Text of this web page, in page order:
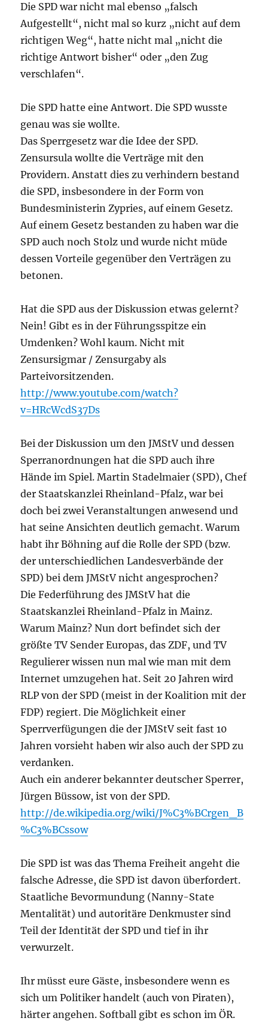
Die SPD war nicht mal ebenso „falsch
Aufgestellt“, nicht mal so kurz „nicht auf dem
richtigen Weg“, hatte nicht mal „nicht die
richtige Antwort bisher“ oder „den Zug
verschlafen“.
Die SPD hatte eine Antwort. Die SPD wusste
genau was sie wollte.
Das Sperrgesetz war die Idee der SPD.
Zensursula wollte die Verträge mit den
Providern. Anstatt dies zu verhindern bestand
die SPD, insbesondere in der Form von
Bundesministerin Zypries, auf einem Gesetz.
Auf einem Gesetz bestanden zu haben war die
SPD auch noch Stolz und wurde nicht müde
dessen Vorteile gegenüber den Verträgen zu
betonen.
Hat die SPD aus der Diskussion etwas gelernt?
Nein! Gibt es in der Führungsspitze ein
Umdenken? Wohl kaum. Nicht mit
Zensursigmar / Zensurgaby als
Parteivorsitzenden.
http://www.youtube.com/watch?
v=HRcWcdS37Ds
Bei der Diskussion um den JMStV und dessen
Sperranordnungen hat die SPD auch ihre
Hände im Spiel. Martin Stadelmaier (SPD), Chef
der Staatskanzlei Rheinland-Pfalz, war bei
doch bei zwei Veranstaltungen anwesend und
hat seine Ansichten deutlich gemacht. Warum
habt ihr Böhning auf die Rolle der SPD (bzw.
der unterschiedlichen Landesverbände der
SPD) bei dem JMStV nicht angesprochen?
Die Federführung des JMStV hat die
Staatskanzlei Rheinland-Pfalz in Mainz.
Warum Mainz? Nun dort befindet sich der
größte TV Sender Europas, das ZDF, und TV
Regulierer wissen nun mal wie man mit dem
Internet umzugehen hat. Seit 20 Jahren wird
RLP von der SPD (meist in der Koalition mit der
FDP) regiert. Die Möglichkeit einer
Sperrverfügungen die der JMStV seit fast 10
Jahren vorsieht haben wir also auch der SPD zu
verdanken.
Auch ein anderer bekannter deutscher Sperrer,
Jürgen Büssow, ist von der SPD.
http://de.wikipedia.org/wiki/J%C3%BCrgen_B
%C3%BCssow
Die SPD ist was das Thema Freiheit angeht die
falsche Adresse, die SPD ist davon überfordert.
Staatliche Bevormundung (Nanny-State
Mentalität) und autoritäre Denkmuster sind
Teil der Identität der SPD und tief in ihr
verwurzelt.
Ihr müsst eure Gäste, insbesondere wenn es
sich um Politiker handelt (auch von Piraten),
härter angehen. Softball gibt es schon im ÖR.